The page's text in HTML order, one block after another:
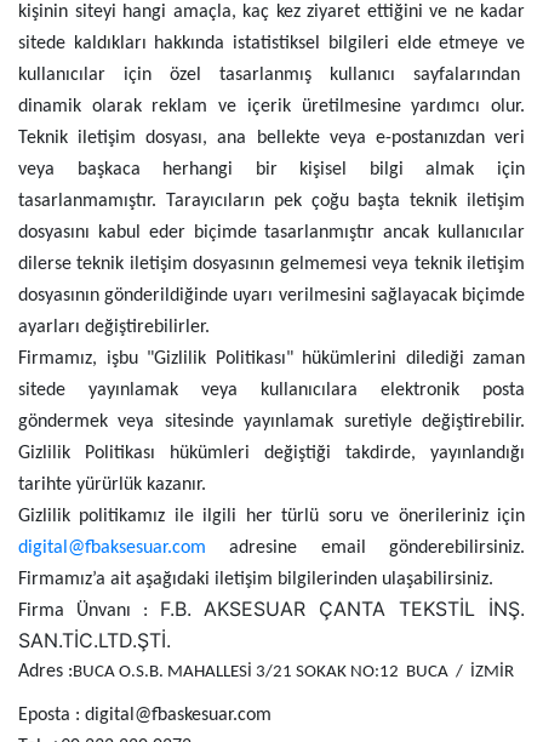
kişinin siteyi hangi amaçla, kaç kez ziyaret ettiğini ve ne kadar
sitede kaldıkları hakkında istatistiksel bilgileri elde etmeye ve
kullanıcılar için özel tasarlanmış kullanıcı sayfalarından
dinamik olarak reklam ve içerik üretilmesine yardımcı olur.
Teknik iletişim dosyası, ana bellekte veya e-postanızdan veri
veya başkaca herhangi bir kişisel bilgi almak için
tasarlanmamıştır. Tarayıcıların pek çoğu başta teknik iletişim
dosyasını kabul eder biçimde tasarlanmıştır ancak kullanıcılar
dilerse teknik iletişim dosyasının gelmemesi veya teknik iletişim
dosyasının gönderildiğinde uyarı verilmesini sağlayacak biçimde
ayarları değiştirebilirler.
Firmamız, işbu "Gizlilik Politikası" hükümlerini dilediği zaman
sitede yayınlamak veya kullanıcılara elektronik posta
göndermek veya sitesinde yayınlamak suretiyle değiştirebilir.
Gizlilik Politikası hükümleri değiştiği takdirde, yayınlandığı
tarihte yürürlük kazanır.
Gizlilik politikamız ile ilgili her türlü soru ve önerileriniz için
digital@fbaksesuar.com
adresine email gönderebilirsiniz.
Firmamız’a ait aşağıdaki iletişim bilgilerinden ulaşabilirsiniz.
Firma Ünvanı : F.B. AKSESUAR ÇANTA TEKSTİL İNŞ.
SAN.TİC.LTD.ŞTİ.
Adres : BUCA O.S.B. MAHALLESİ 3/21 SOKAK NO:12 BUCA / İZMİR
Eposta : digital@fbaskesuar.com